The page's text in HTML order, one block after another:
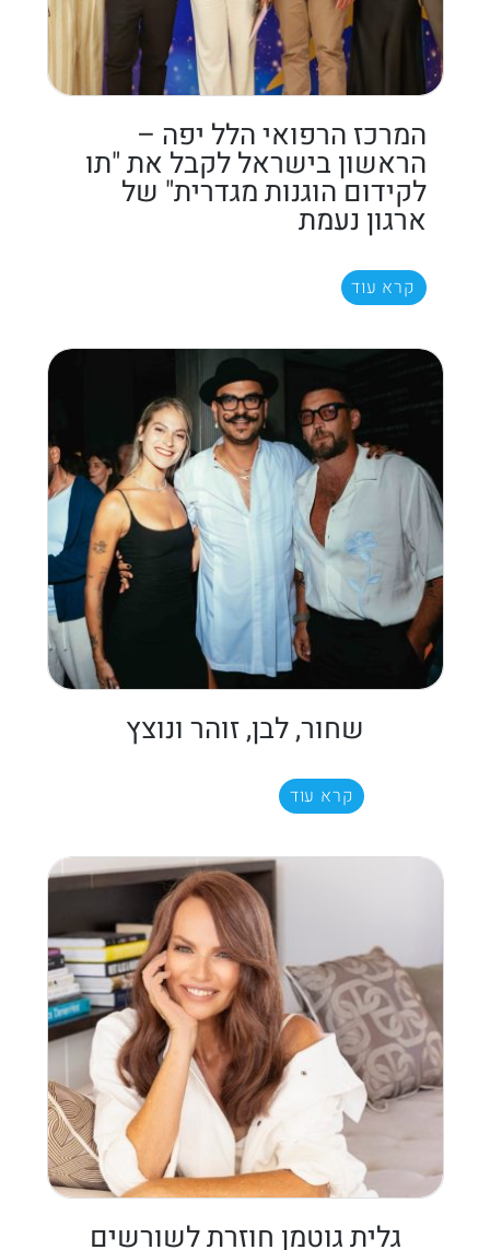
המרכז הרפואי הלל יפה –
הראשון בישראל לקבל את "תו
לקידום הוגנות מגדרית" של
ארגון נעמת
קרא עוד
שחור, לבן, זוהר ונוצץ
קרא עוד
גלית גוטמן חוזרת לשורשים